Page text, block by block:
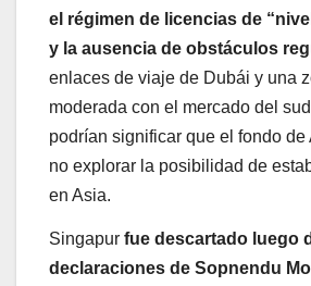
el régimen de licencias de
y la ausencia de obstáculos
enlaces de viaje de Dubái y una
moderada con el mercado del
podrían significar que el fondo de
no explorar la posibilidad de
en Asia.
Singapur fue descartado luego
declaraciones de Sopnendu